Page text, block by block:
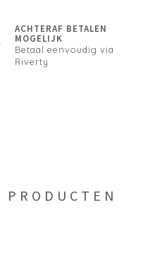
ACHTERAF BETALEN
MOGELIJK
Betaal eenvoudig via
Riverty
PRODUCTEN